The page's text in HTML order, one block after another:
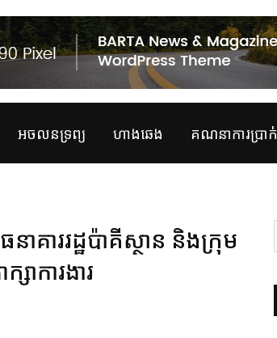
អចលនទ្រព្យ ហាងឆេង គណនាការប្រាក់
ាររដ្ឋប៉ាគីស្ថាន និងក្រុម
ការងារ